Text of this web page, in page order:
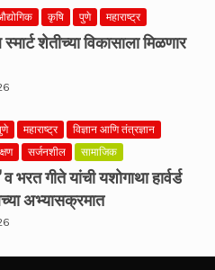
कृषि पुणे महाराष्ट्र
स्मार्ट शेतीच्या विकासाला मिळणार
महाराष्ट्र
विज्ञान आणि तंत्रज्ञान
सर्जनशील सामाजिक
व भरत गीते यांची यशोगाथा हार्वर्ड
अभ्यासक्रमात